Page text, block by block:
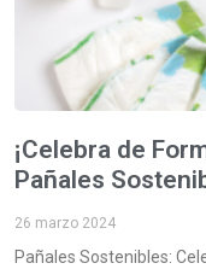
¡Celebra de
Pañales
26 marzo 2024
Pañales Sostenibles: